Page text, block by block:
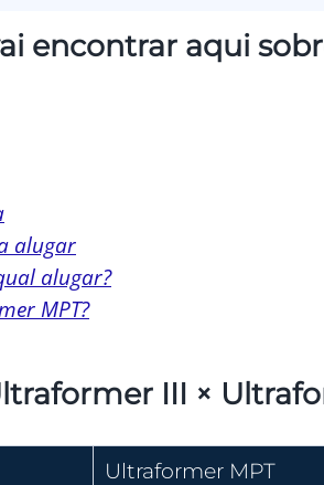
encontrar aqui
alugar
alugar?
MPT?
III ×
Ultraformer MPT